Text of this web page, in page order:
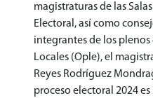
magistraturas de las
Electoral, así como
integrantes de los
Locales (Ople), el
Reyes Rodríguez
proceso electoral 2024